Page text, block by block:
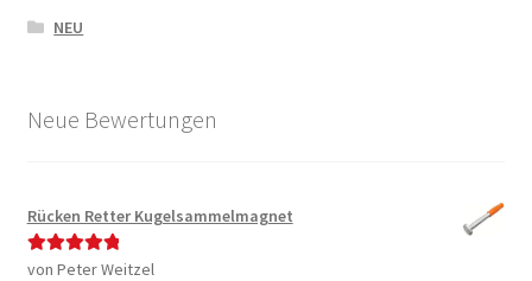
NEU
Neue Bewertungen
Rücken Retter Kugelsammelmagnet
Bewertet mit
von Peter Weitzel